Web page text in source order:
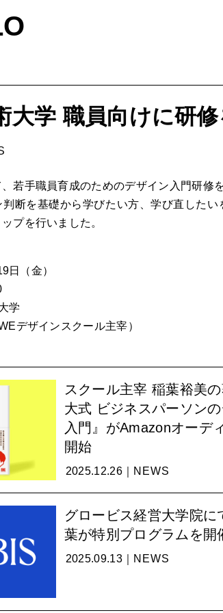
大学 職員向けに研
若手職員育成のためのデザイン入門研修
断を基礎から学びたい方、学び直した
プを行いました。
日（金）
学
デザインスクール主宰）
スクール主宰 稲葉裕美
大式 ビジネスパーソン
入門』がAmazonオーデ
開始
2025.12.26｜ NEWS
グロービス経営大学院に
葉が特別プログラムを開
2025.09.13｜ NEWS